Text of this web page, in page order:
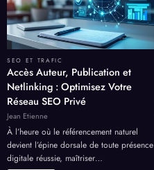
SEO ET TRAFIC
Accès Auteur, Publication et
Netlinking : Optimisez Votre
Réseau SEO Privé
Jean Etienne
À l’heure où le référencement naturel
devient l’épine dorsale de toute présence
digitale réussie, maîtriser…